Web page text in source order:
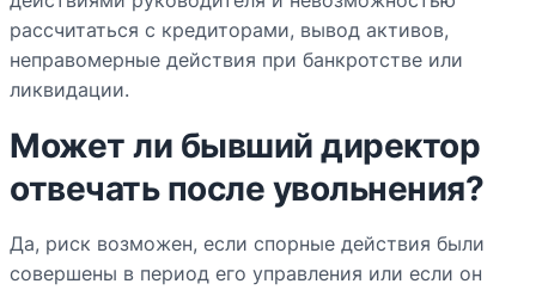
рассчитаться с кредиторами, вывод активов,
неправомерные действия при банкротстве или
ликвидации.
Может ли бывший директор
отвечать после увольнения?
Да, риск возможен, если спорные действия были
совершены в период его управления или если он